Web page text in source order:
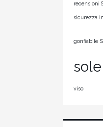
recensioni
sicurezza
gonfiabile
sole
viso